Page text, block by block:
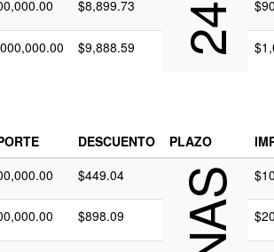
$8,899.73
$9,888.59
DESCUENTO PLAZO
$449.04
$898.09